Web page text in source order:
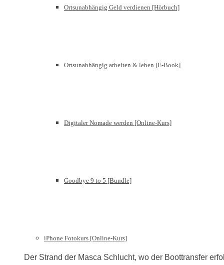
Ortsunabhängig Geld verdienen [Hörbuch]
Ortsunabhängig arbeiten & leben [E-Book]
Digitaler Nomade werden [Online-Kurs]
Goodbye 9 to 5 [Bundle]
iPhone Fotokurs [Online-Kurs]
Der Strand der Masca Schlucht, wo der Boottransfer